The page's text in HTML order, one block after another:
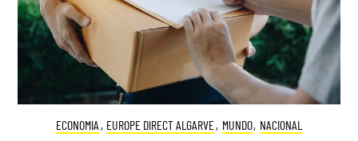
ECONOMIA , EUROPE DIRECT ALGARVE, MUNDO, NACIONAL